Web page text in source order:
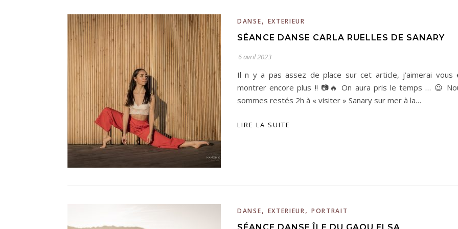
DANSE, EXTERIEUR
SÉANCE DANSE CARLA RUELLES DE SANARY
6 avril 2023
Il n y a pas assez de place sur cet article, j’aimerai vous
montrer encore plus !! 📷🔥 On aura pris le temps … 😉
sommes restés 2h à « visiter » Sanary sur mer à la…
LIRE LA SUITE
DANSE, EXTERIEUR, PORTRAIT